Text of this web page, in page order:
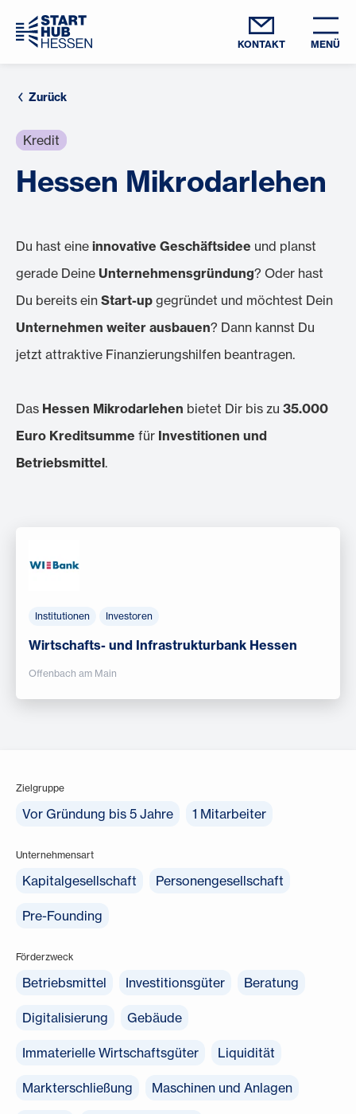
KONTAKT MENÜ
Zurück
Kredit
Hessen Mikrodarlehen
Du hast eine innovative Geschäftsidee und planst
gerade Deine Unternehmensgründung? Oder hast
Du bereits ein Start-up gegründet und möchtest Dein
Unternehmen weiter ausbauen? Dann kannst Du
jetzt attraktive Finanzierungshilfen beantragen.
Das Hessen Mikrodarlehen bietet Dir bis zu 35.000
Euro Kreditsumme für Investitionen und
Betriebsmittel.
Institutionen Investoren
Wirtschafts- und Infrastrukturbank Hessen
Offenbach am Main
Zielgruppe
Vor Gründung bis 5 Jahre 1 Mitarbeiter
Unternehmensart
Kapitalgesellschaft Personengesellschaft
Pre-Founding
Förderzweck
Betriebsmittel Investitionsgüter Beratung
Digitalisierung Gebäude
Immaterielle Wirtschaftsgüter Liquidität
Markterschließung Maschinen und Anlagen